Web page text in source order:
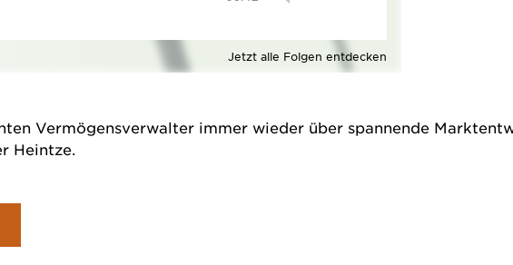
Jetzt alle Folgen entdecken
Vermögensverwalter immer wieder über spannende
Heintze.